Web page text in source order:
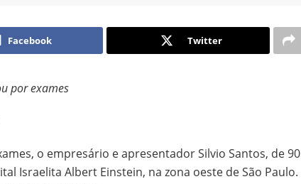
Facebook Twitter
por exames
o empresário e apresentador Silvio Santos, de 90
Israelita Albert Einstein, na zona oeste de São Paulo.